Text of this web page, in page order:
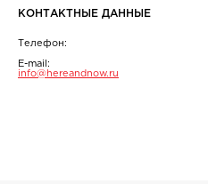
КОНТАКТНЫЕ ДАННЫЕ
Телефон:
E-mail:
info@hereandnow.ru